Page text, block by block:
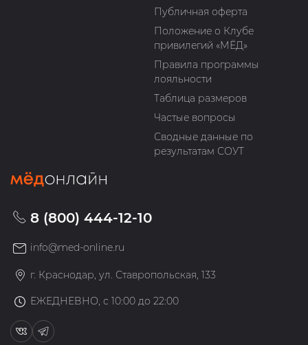
Публичная оферта
Положение о Клубе
привилегий «МЁД»
Правила программы
лояльности
Таблица размеров
Частые вопросы
Сводные данные по
результатам СОУТ
8 (800) 444-12-10
info@med-online.ru
г. Краснодар, ул. Ставропольская, 133
ЕЖЕДНЕВНО, с 10:00 до 22:00